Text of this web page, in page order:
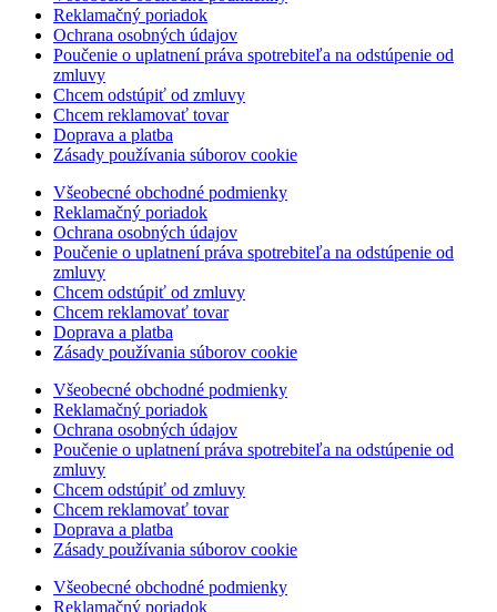
Reklamačný poriadok
Ochrana osobných údajov
Poučenie o uplatnení práva spotrebiteľa na odstúpenie od
zmluvy
Chcem odstúpiť od zmluvy
Chcem reklamovať tovar
Doprava a platba
Zásady používania súborov cookie
Všeobecné obchodné podmienky
Reklamačný poriadok
Ochrana osobných údajov
Poučenie o uplatnení práva spotrebiteľa na odstúpenie od
zmluvy
Chcem odstúpiť od zmluvy
Chcem reklamovať tovar
Doprava a platba
Zásady používania súborov cookie
Všeobecné obchodné podmienky
Reklamačný poriadok
Ochrana osobných údajov
Poučenie o uplatnení práva spotrebiteľa na odstúpenie od
zmluvy
Chcem odstúpiť od zmluvy
Chcem reklamovať tovar
Doprava a platba
Zásady používania súborov cookie
Všeobecné obchodné podmienky
Reklamačný poriadok